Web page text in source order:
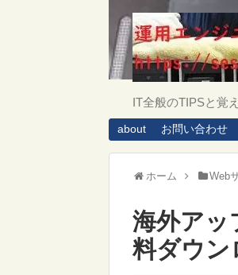
IT全般のTIPSと覚
about お問い合わせ
ホーム Web
海外アッ
料ダウン